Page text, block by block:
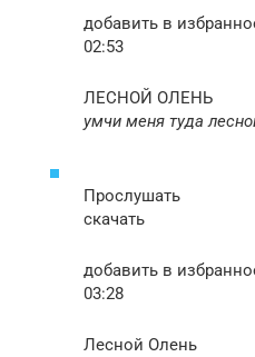
добавить в
02:53
ЛЕСНОЙ ОЛЕНЬ
умчи меня туда
Прослушать
скачать
добавить в
03:28
Лесной Олень